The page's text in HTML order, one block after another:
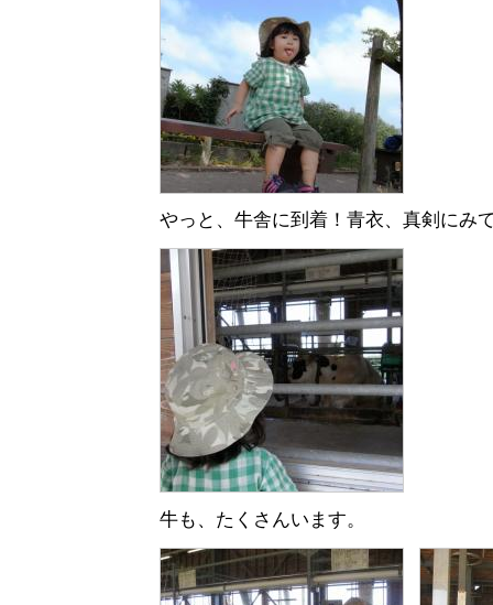
やっと、牛舎に到着！青衣、真剣にみ
牛も、たくさんいます。